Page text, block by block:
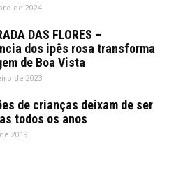
de 2024
DAS FLORES –
dos ipês rosa transforma
de Boa Vista
de 2023
de crianças deixam de ser
todos os anos
2019